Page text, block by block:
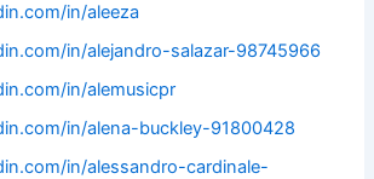
in/aleeza
in/alejandro-salazar-98745966
in/alemusicpr
in/alena-buckley-91800428
in/alessandro-cardinale-